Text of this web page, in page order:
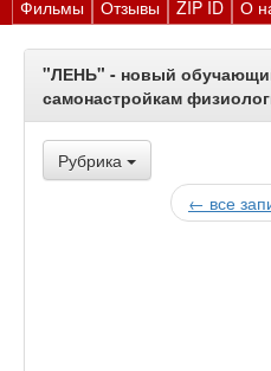
Фильмы
Отзывы ZIP ID О
"ЛЕНЬ" - новый
самонастройкам
Рубрика
← все